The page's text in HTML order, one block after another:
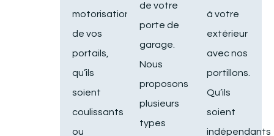
motorisation
de vos
portails,
qu’ils
soient
coulissants
ou
de votre
porte de
garage.
Nous
proposons
plusieurs
types
à votre
extérieur
avec nos
portillons.
Qu’ils
soient
indépendants